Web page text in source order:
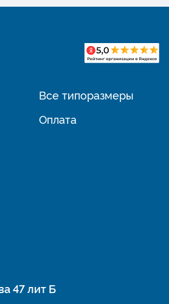
Все типоразмеры
Оплата
47 лит Б